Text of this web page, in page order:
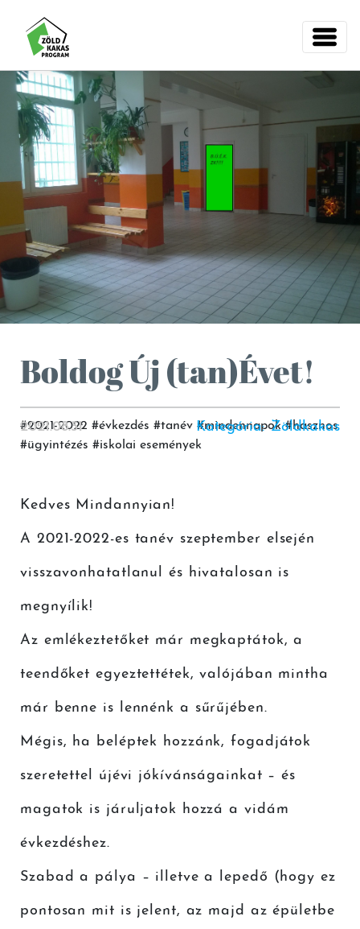
Boldog Új (tan)Évet!
2021.08.31 Kategória: Zöldkakas
#2021-2022 #évkezdés #tanév #mindennapok #hasznos
#ügyintézés #iskolai események
Kedves Mindannyian!
A 2021-2022-es tanév szeptember elsején
visszavonhatatlanul és hivatalosan is
megnyílik!
Az emlékeztetőket már megkaptátok, a
teendőket egyeztettétek, valójában mintha
már benne is lennénk a sűrűjében.
Mégis, ha beléptek hozzánk, fogadjátok
szeretettel újévi jókívánságainkat – és
magatok is járuljatok hozzá a vidám
évkezdéshez.
Szabad a pálya – illetve a lepedő (hogy ez
pontosan mit is jelent, az majd az épületbe